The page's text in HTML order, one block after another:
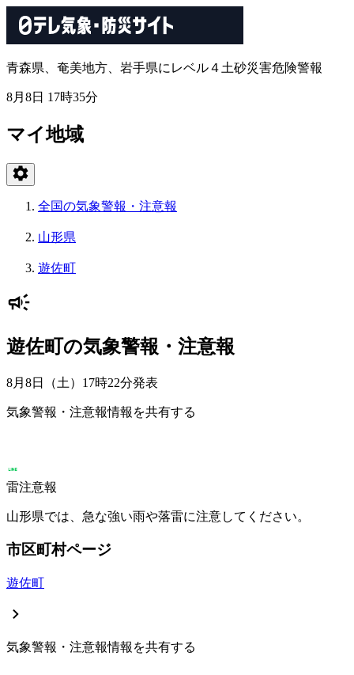
青森県、奄美地方、岩手県にレベル４土砂災害危険警報
8月8日 17時35分
マイ地域
全国の気象警報・注意報
山形県
遊佐町
遊佐町の気象警報・注意報
8月8日（土）17時22分発表
気象警報・注意報情報を共有する
雷注意報
山形県では、急な強い雨や落雷に注意してください。
市区町村ページ
遊佐町
気象警報・注意報情報を共有する